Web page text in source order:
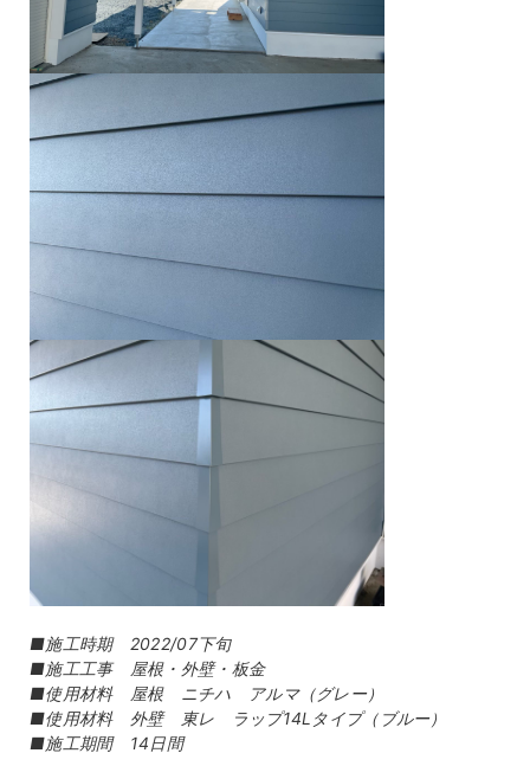
■施工時期 2022/07下旬
■施工工事 屋根・外壁・板金
■使用材料 屋根 ニチハ アルマ（グレー）
■使用材料 外壁 東レ ラップ14Lタイプ（ブルー）
■施工期間 14日間